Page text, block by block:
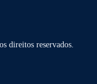
direitos reservados.